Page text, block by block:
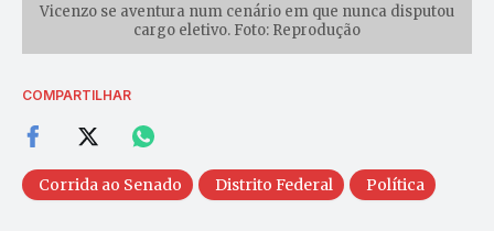
Vicenzo se aventura num cenário em que nunca disputou
cargo eletivo. Foto: Reprodução
COMPARTILHAR
Corrida ao Senado Distrito Federal Política